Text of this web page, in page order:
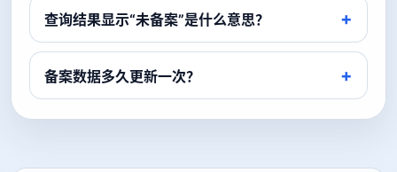
查询结果显示“未备案”是什么意思？
备案数据多久更新一次？